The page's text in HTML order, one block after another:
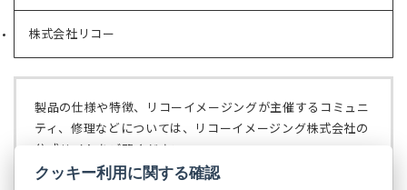
ブ
で
開
く）
タ
ブ
で
く）
株式会社リコー
（新
ブ
で
開
製品の仕様や特徴、リコーイメージングが主催するコミュニ
ティ、修理などについては、リコーイメージング株式会社の
公式サイトをご覧ください。
リコーイメージング株式会社の公式サイト
（新
クッキー利用に関する確認